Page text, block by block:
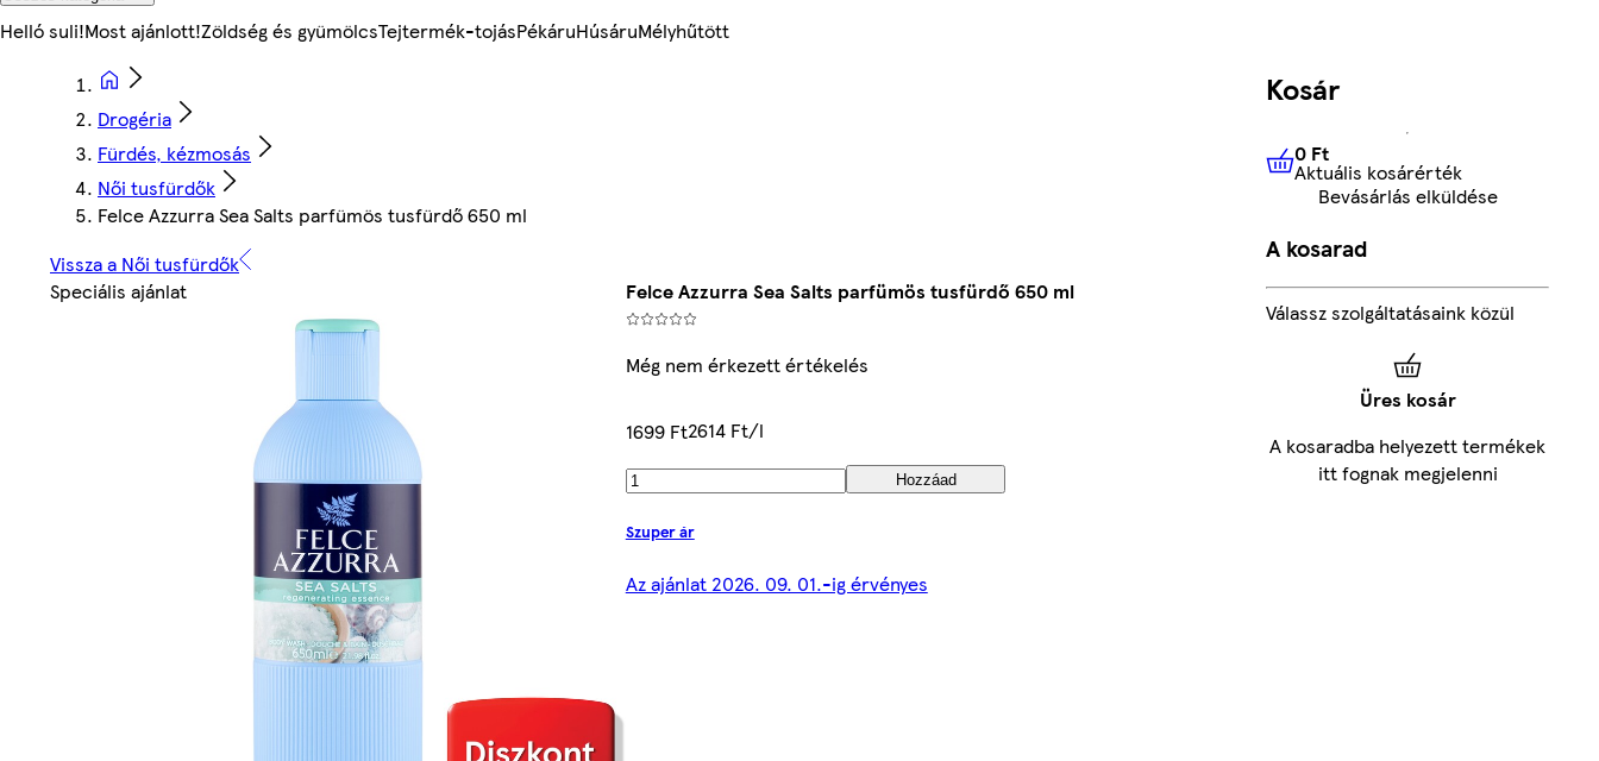
Helló suli!Most ajánlott!Zöldség és gyümölcsTejtermék-tojásPékáruHúsáruMélyhűtött
Drogéria
Fürdés, kézmosás
Női tusfürdők
Felce Azzurra Sea Salts parfümös tusfürdő 650 ml
Vissza a Női tusfürdők
Speciális ajánlat
Felce Azzurra Sea Salts parfümös tusfürdő 650 ml
Még nem érkezett értékelés
1699 Ft2614 Ft/l
Hozzáad
Szuper ár
Az ajánlat 2026. 09. 01.-ig érvényes
Kosár
0 FtAktuális kosárérték
0 Ft
Aktuális kosárérték
Bevásárlás elküldése
A kosarad
Válassz szolgáltatásaink közül
Üres kosár
A kosaradba helyezett termékek
itt fognak megjelenni